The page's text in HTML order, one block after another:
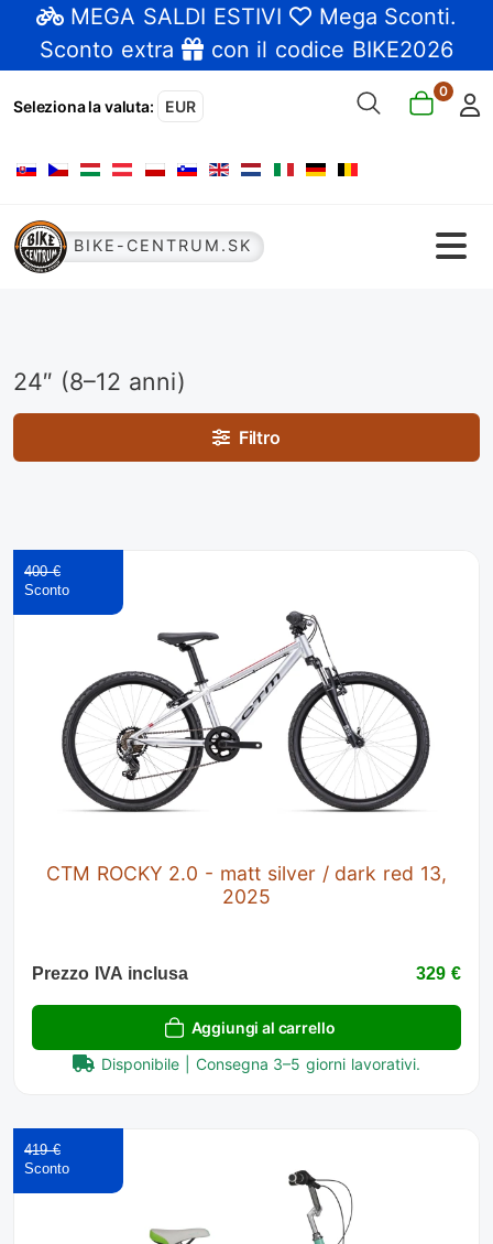
MEGA SALDI ESTIVI Mega Sconti.
Sconto extra
con il codice BIKE2026
Seleziona la valuta: EUR
0
Seleziona la tua lingua
BIKE-CENTRUM.SK
24″ (8–12 anni)
Filtro
CTM ROCKY 2.0 - matt silver / dark red 13,
2025
400 €
Prezzo IVA inclusa 329 €
Aggiungi al carrello
Disponibile | Consegna 3–5 giorni lavorativi.
419 €